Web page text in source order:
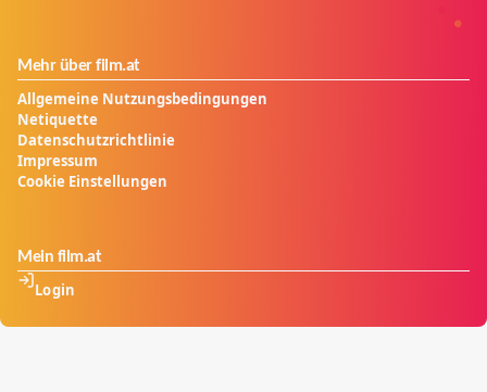
Mehr über film.at
Allgemeine Nutzungsbedingungen
Netiquette
Datenschutzrichtlinie
Impressum
Cookie Einstellungen
Mein film.at
Login